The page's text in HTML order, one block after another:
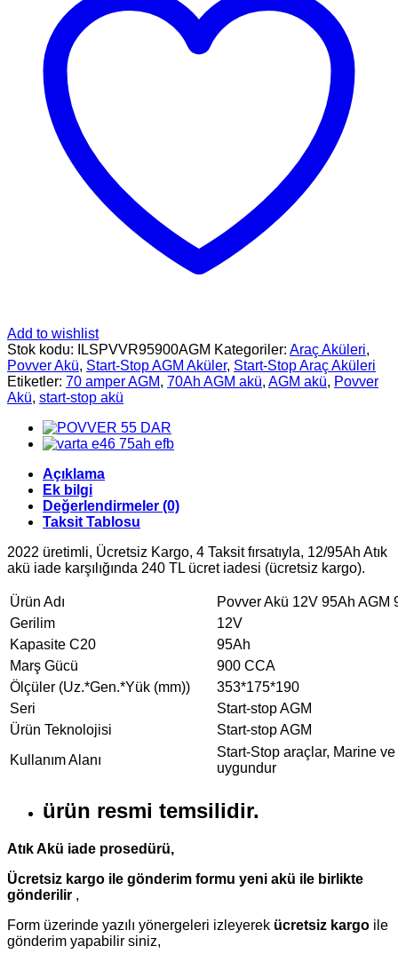
Add to wishlist
Stok kodu:
ILSPVVR95900AGM Kategoriler: Araç Aküleri,
Povver Akü, Start-Stop AGM Aküler, Start-Stop Araç Aküleri
Etiketler: 70 amper AGM, 70Ah AGM akü, AGM akü, Povver
Akü, start-stop akü
Açıklama
Ek bilgi
Değerlendirmeler (0)
Taksit Tablosu
2022 üretimli, Ücretsiz Kargo, 4 Taksit fırsatıyla, 12/95Ah Atık
akü iade karşılığında 240 TL ücret iadesi (ücretsiz kargo).
Ürün Adı
Povver Akü 12V 95Ah AGM
Gerilim
12V
Kapasite C20
95Ah
Marş Gücü
900 CCA
Ölçüler (Uz.*Gen.*Yük (mm))
353*175*190
Seri
Start-stop AGM
Ürün Teknolojisi
Start-stop AGM
Kullanım Alanı
Start-Stop araçlar, Marine
uygundur
ürün resmi temsilidir.
Atık Akü iade prosedürü,
Ücretsiz kargo ile gönderim formu yeni akü ile birlikte
gönderilir ,
Form üzerinde yazılı yönergeleri izleyerek ücretsiz kargo ile
gönderim yapabilir siniz,